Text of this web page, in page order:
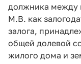
должника между
М.В. как
залога,
общей долевой
жилого дома и